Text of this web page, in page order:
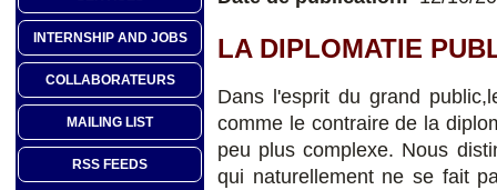
INTERNSHIP AND JOBS
COLLABORATEURS
MAILING LIST
RSS FEEDS
LA DIPLOMATIE
Dans l'esprit du grand
comme le contraire de la
peu plus complexe. Nous
qui naturellement ne se fait